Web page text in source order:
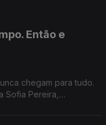
Então e
chegam para tudo.
Sofia Pereira,